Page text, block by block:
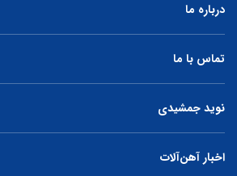
درباره ما
تماس با ما
نوید جمشیدی
اخبار آهن‌آلات